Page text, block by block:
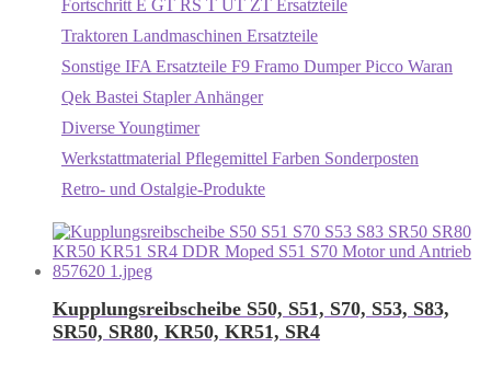
Fortschritt E GT RS T UT ZT Ersatzteile
Traktoren Landmaschinen Ersatzteile
Sonstige IFA Ersatzteile F9 Framo Dumper Picco Waran
Qek Bastei Stapler Anhänger
Diverse Youngtimer
Werkstattmaterial Pflegemittel Farben Sonderposten
Retro- und Ostalgie-Produkte
Kupplungsreibscheibe S50, S51, S70, S53, S83,
SR50, SR80, KR50, KR51, SR4